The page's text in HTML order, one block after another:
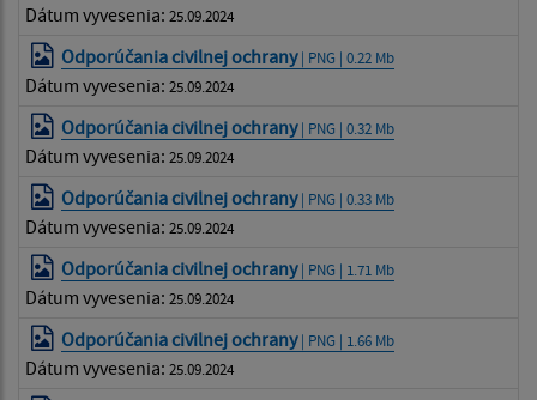
Dátum vyvesenia: 25.09.2024
Odporúčania civilnej ochrany| PNG | 0.22 Mb
Dátum vyvesenia: 25.09.2024
Odporúčania civilnej ochrany| PNG | 0.32 Mb
Dátum vyvesenia: 25.09.2024
Odporúčania civilnej ochrany| PNG | 0.33 Mb
Dátum vyvesenia: 25.09.2024
Odporúčania civilnej ochrany| PNG | 1.71 Mb
Dátum vyvesenia: 25.09.2024
Odporúčania civilnej ochrany| PNG | 1.66 Mb
Dátum vyvesenia: 25.09.2024